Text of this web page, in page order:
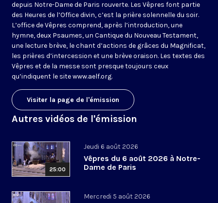
depuis Notre-Dame de Paris rouverte. Les Vêpres font partie
des Heures de l’Office divin, c’est la prière solennelle du soir.
L’office de Vêpres comprend, après l’introduction, une
hymne, deux Psaumes, un Cantique du Nouveau Testament,
une lecture brève, le chant d’actions de grâces du Magnificat,
les prières d’intercession et une brève oraison. Les textes des
Vêpres et de la messe sont presque toujours ceux
qu’indiquent le sitewww.aelf.org.
Visiter la page de l'émission
Autres vidéos de l'émission
25:00
Jeudi 6 août 2026
Vêpres du 6 août 2026 à Notre-
Dame de Paris
Mercredi 5 août 2026